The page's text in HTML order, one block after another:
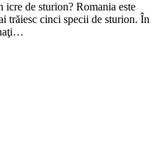
de sturion? Romania este
trăiesc cinci specii de sturion. În